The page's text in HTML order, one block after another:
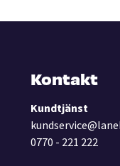
Kontakt
Kundtjänst
0770 - 221 222